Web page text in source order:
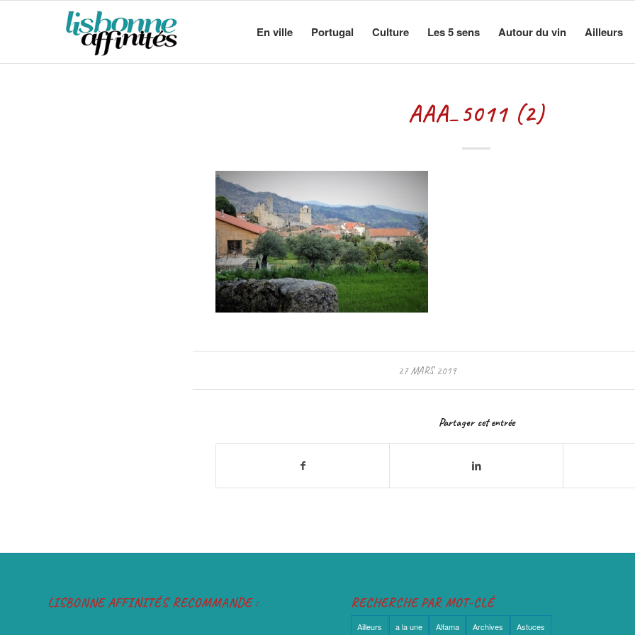
En ville Portugal Culture Les 5 sens Autour du vin Ailleurs
AAA_5011 (2)
27 MARS 2019
Partager cet entrée
LISBONNE AFFINITÉS RECOMMANDE : RECHERCHE PAR MOT-CLÉ
Ailleurs a la une Alfama Archives Astuces